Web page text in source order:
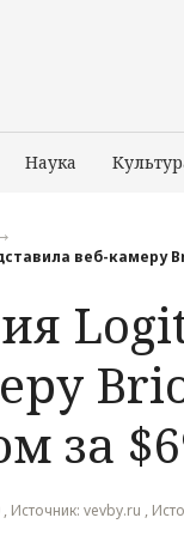
Наука
веб-камеру
за
Источник: vevby.ru ,